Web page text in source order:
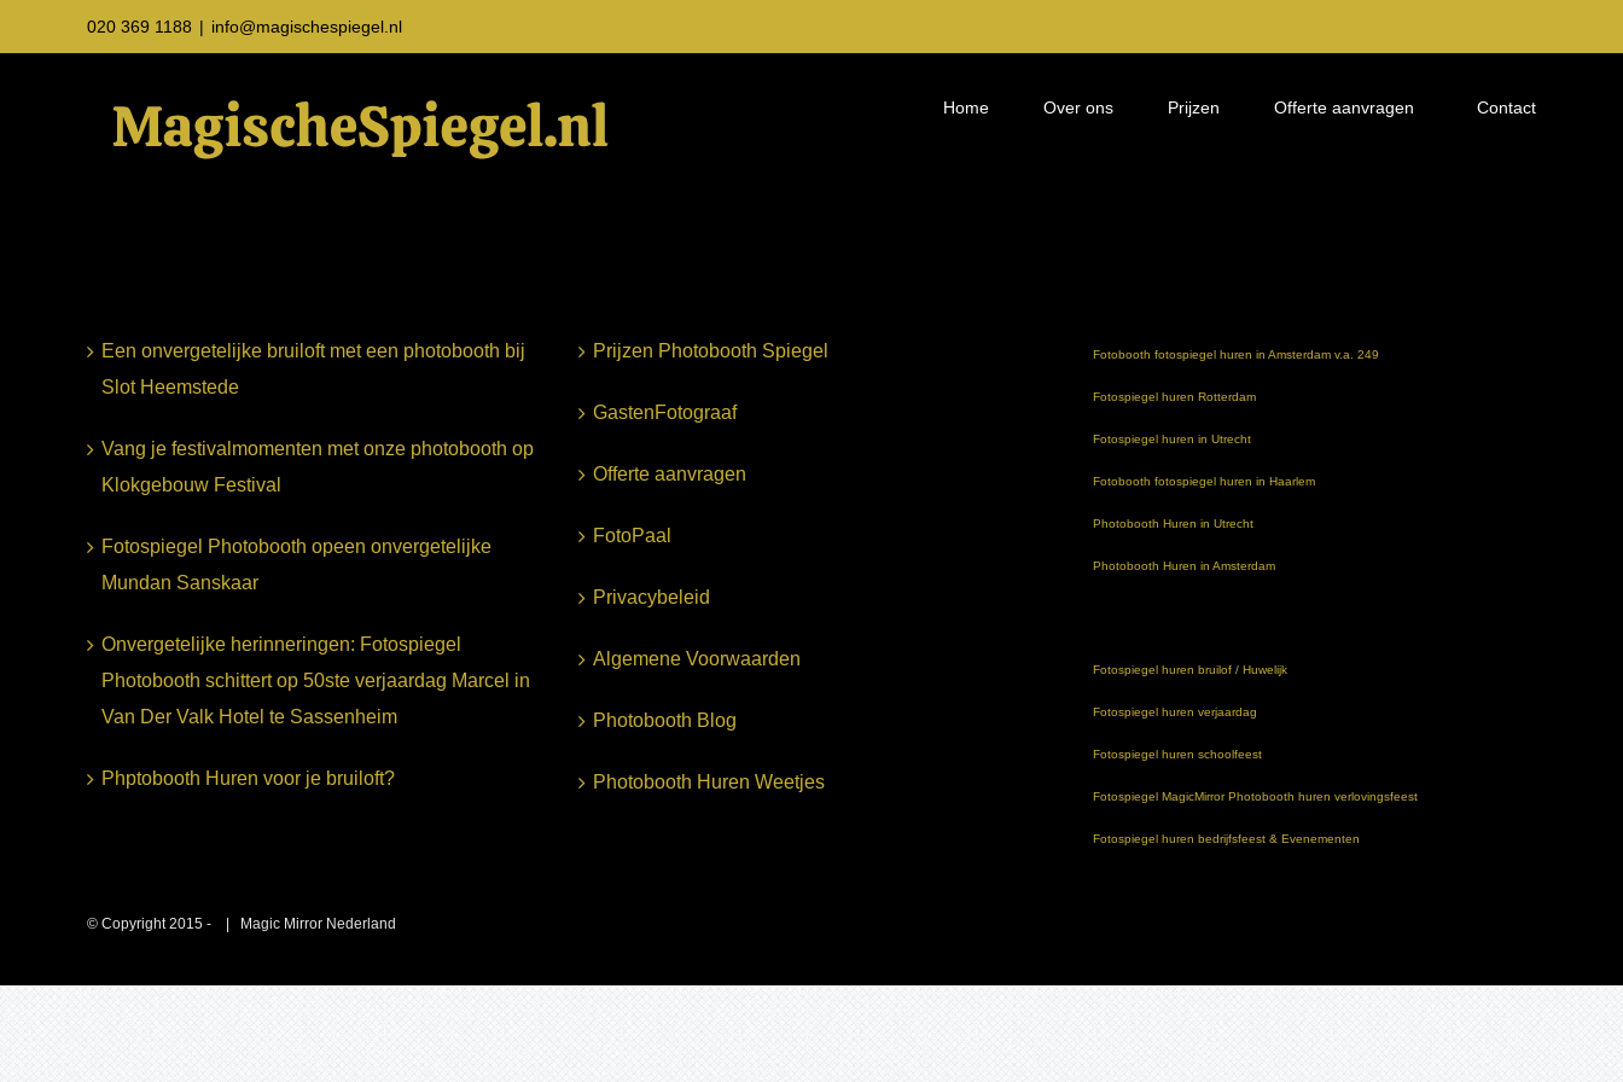
naar
020 369 1188 | info@magischespiegel.nl
Home Over ons Prijzen Offerte aanvragen Contact
Een onvergetelijke bruiloft met een photobooth bij
Slot Heemstede
Vang je festivalmomenten met onze photobooth op
Klokgebouw Festival
Fotospiegel Photobooth opeen onvergetelijke
Mundan Sanskaar
Onvergetelijke herinneringen: Fotospiegel
Photobooth schittert op 50ste verjaardag Marcel in
Van Der Valk Hotel te Sassenheim
Phptobooth Huren voor je bruiloft?
Prijzen Photobooth Spiegel
GastenFotograaf
Offerte aanvragen
FotoPaal
Privacybeleid
Algemene Voorwaarden
Photobooth Blog
Photobooth Huren Weetjes
Fotobooth fotospiegel huren in Amsterdam v.a. 249
Fotospiegel huren Rotterdam
Fotospiegel huren in Utrecht
Fotobooth fotospiegel huren in Haarlem
Photobooth Huren in Utrecht
Photobooth Huren in Amsterdam
Fotospiegel huren bruilof / Huwelijk
Fotospiegel huren verjaardag
Fotospiegel huren schoolfeest
Fotospiegel MagicMirror Photobooth huren verlovingsfeest
Fotospiegel huren bedrijfsfeest & Evenementen
© Copyright 2015 - | Magic Mirror Nederland